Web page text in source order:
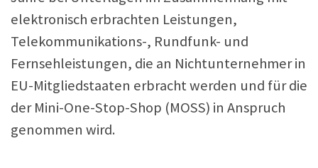
elektronisch erbrachten Leistungen,
Telekommunikations-, Rundfunk- und
Fernsehleistungen, die an Nichtunternehmer in
EU-Mitgliedstaaten erbracht werden und für die
der Mini-One-Stop-Shop (MOSS) in Anspruch
genommen wird.